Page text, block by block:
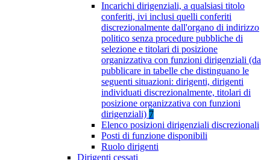
Incarichi dirigenziali, a qualsiasi titolo
conferiti, ivi inclusi quelli conferiti
discrezionalmente dall'organo di indirizzo
politico senza procedure pubbliche di
selezione e titolari di posizione
organizzativa con funzioni dirigenziali (da
pubblicare in tabelle che distinguano le
seguenti situazioni: dirigenti, dirigenti
individuati discrezionalmente, titolari di
posizione organizzativa con funzioni
dirigenziali) 7
Elenco posizioni dirigenziali discrezionali
Posti di funzione disponibili
Ruolo dirigenti
Dirigenti cessati